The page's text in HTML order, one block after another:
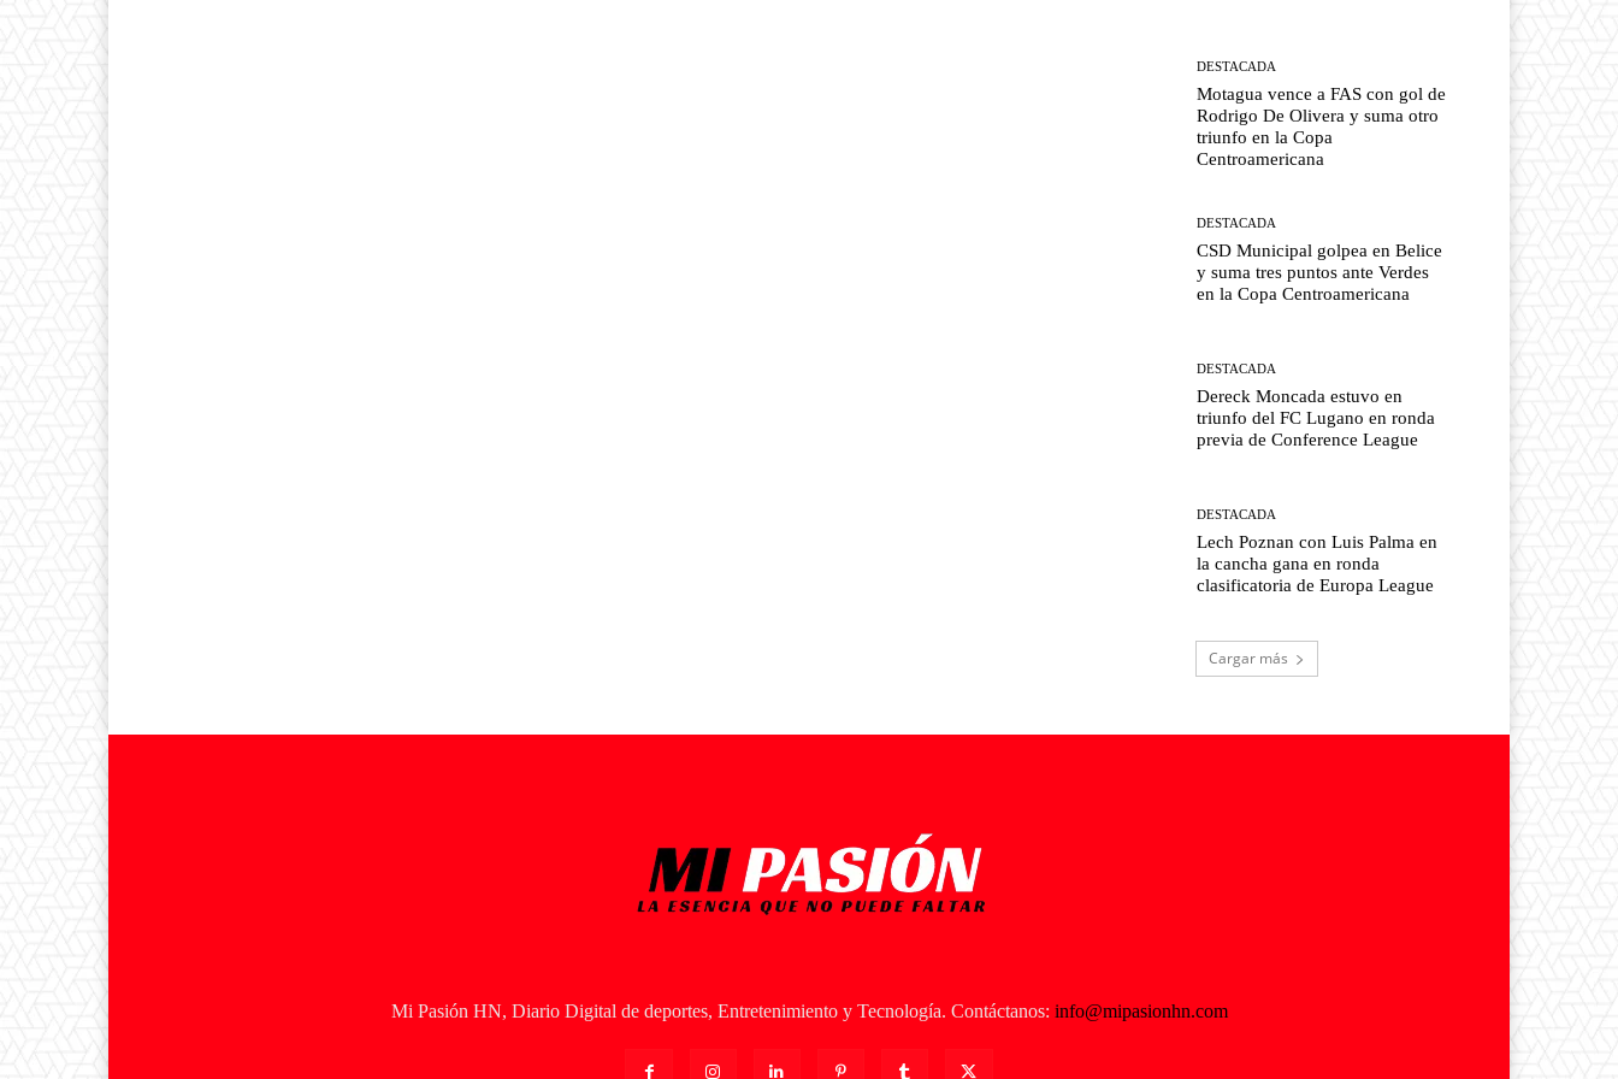
DESTACADA
Motagua vence a FAS con gol de
Rodrigo De Olivera y suma otro
triunfo en la Copa
Centroamericana
DESTACADA
CSD Municipal golpea en Belice
y suma tres puntos ante Verdes
en la Copa Centroamericana
DESTACADA
Dereck Moncada estuvo en
triunfo del FC Lugano en ronda
previa de Conference League
DESTACADA
Lech Poznan con Luis Palma en
la cancha gana en ronda
clasificatoria de Europa League
Cargar más
Mi Pasión HN, Diario Digital de deportes, Entretenimiento y Tecnología. Contáctanos: info@mipasionhn.com